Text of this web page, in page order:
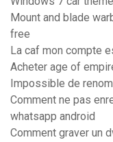
Mount and blade
free
La caf mon compte
Acheter age of
Impossible de
Comment ne pas
whatsapp android
Comment graver un